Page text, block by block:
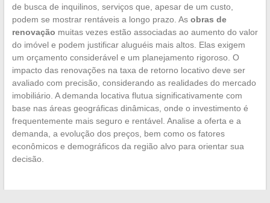
de busca de inquilinos, serviços que, apesar de um custo,
podem se mostrar rentáveis a longo prazo. As obras de
renovação muitas vezes estão associadas ao aumento do valor
do imóvel e podem justificar aluguéis mais altos. Elas exigem
um orçamento considerável e um planejamento rigoroso. O
impacto das renovações na taxa de retorno locativo deve ser
avaliado com precisão, considerando as realidades do mercado
imobiliário. A demanda locativa flutua significativamente com
base nas áreas geográficas dinâmicas, onde o investimento é
frequentemente mais seguro e rentável. Analise a oferta e a
demanda, a evolução dos preços, bem como os fatores
econômicos e demográficos da região alvo para orientar sua
decisão.